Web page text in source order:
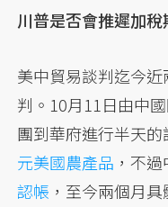
川普是否會推遲加稅
美中貿易談判迄今
判。10月11日由中
團到華府進行半天
元美國農產品 ，不
認帳 ，至今兩個月